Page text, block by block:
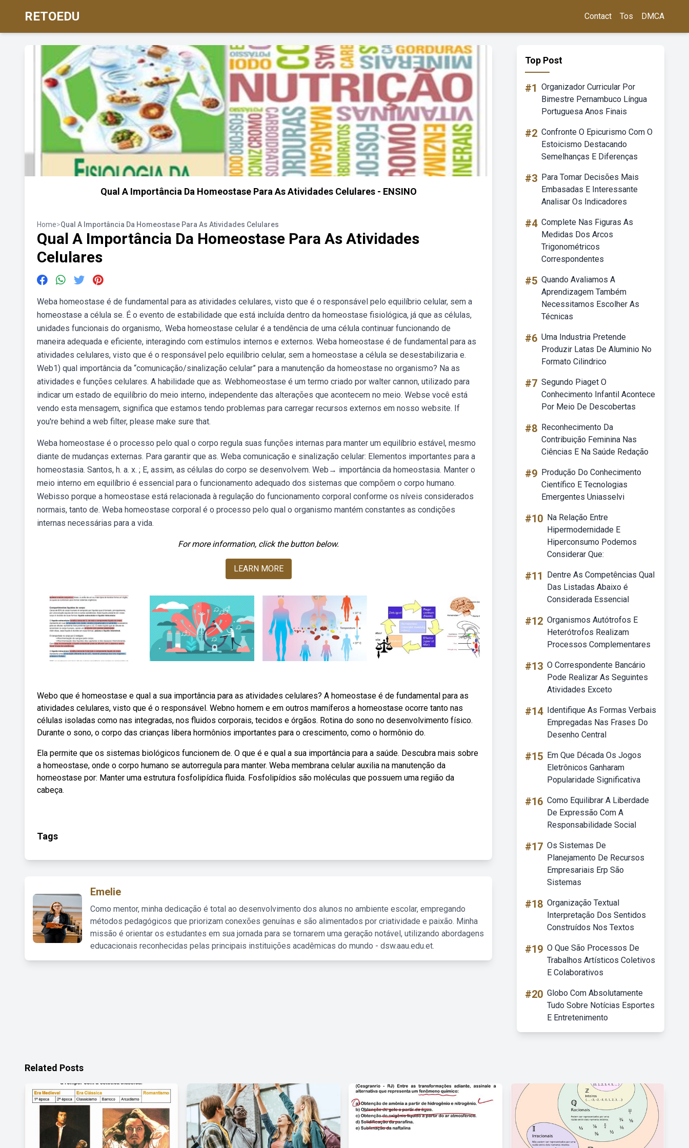
RETOEDU Contact Tos DMCA
Qual A Importância Da Homeostase Para As Atividades Celulares - ENSINO
Home>Qual A Importância Da Homeostase Para As Atividades Celulares
Qual A Importância Da Homeostase Para As Atividades
Celulares
Weba homeostase é de fundamental para as atividades celulares, visto que é o responsável pelo equilíbrio celular, sem a
homeostase a célula se. É o evento de estabilidade que está incluída dentro da homeostase fisiológica, já que as células,
unidades funcionais do organismo,. Weba homeostase celular é a tendência de uma célula continuar funcionando de
maneira adequada e eficiente, interagindo com estímulos internos e externos. Weba homeostase é de fundamental para as
atividades celulares, visto que é o responsável pelo equilíbrio celular, sem a homeostase a célula se desestabilizaria e.
Web1) qual importância da “comunicação/sinalização celular” para a manutenção da homeostase no organismo? Na as
atividades e funções celulares. A habilidade que as. Webhomeostase é um termo criado por walter cannon, utilizado para
indicar um estado de equilíbrio do meio interno, independente das alterações que acontecem no meio. Webse você está
vendo esta mensagem, significa que estamos tendo problemas para carregar recursos externos em nosso website. If
you're behind a web filter, please make sure that.
Weba homeostase é o processo pelo qual o corpo regula suas funções internas para manter um equilíbrio estável, mesmo
diante de mudanças externas. Para garantir que as. Weba comunicação e sinalização celular: Elementos importantes para a
homeostasia. Santos, h. a. x. ; E, assim, as células do corpo se desenvolvem. Web→ importância da homeostasia. Manter o
meio interno em equilíbrio é essencial para o funcionamento adequado dos sistemas que compõem o corpo humano.
Webisso porque a homeostase está relacionada à regulação do funcionamento corporal conforme os níveis considerados
normais, tanto de. Weba homeostase corporal é o processo pelo qual o organismo mantém constantes as condições
internas necessárias para a vida.
For more information, click the button below.
LEARN MORE
Webo que é homeostase e qual a sua importância para as atividades celulares? A homeostase é de fundamental para as
atividades celulares, visto que é o responsável. Webno homem e em outros mamíferos a homeostase ocorre tanto nas
células isoladas como nas integradas, nos fluidos corporais, tecidos e órgãos. Rotina do sono no desenvolvimento físico.
Durante o sono, o corpo das crianças libera hormônios importantes para o crescimento, como o hormônio do.
Ela permite que os sistemas biológicos funcionem de. O que é e qual a sua importância para a saúde. Descubra mais sobre
a homeostase, onde o corpo humano se autorregula para manter. Weba membrana celular auxilia na manutenção da
homeostase por: Manter uma estrutura fosfolipídica fluida. Fosfolipídios são moléculas que possuem uma região da
cabeça.
Tags
Emelie
Como mentor, minha dedicação é total ao desenvolvimento dos alunos no ambiente escolar, empregando
métodos pedagógicos que priorizam conexões genuínas e são alimentados por criatividade e paixão. Minha
missão é orientar os estudantes em sua jornada para se tornarem uma geração notável, utilizando abordagens
educacionais reconhecidas pelas principais instituições acadêmicas do mundo - dsw.aau.edu.et.
Top Post
#1 Organizador Curricular Por
Bimestre Pernambuco Língua
Portuguesa Anos Finais
#2 Confronte O Epicurismo Com O
Estoicismo Destacando
Semelhanças E Diferenças
#3 Para Tomar Decisões Mais
Embasadas E Interessante
Analisar Os Indicadores
#4 Complete Nas Figuras As
Medidas Dos Arcos
Trigonométricos
Correspondentes
#5 Quando Avaliamos A
Aprendizagem Também
Necessitamos Escolher As
Técnicas
#6 Uma Industria Pretende
Produzir Latas De Aluminio No
Formato Cilindrico
#7 Segundo Piaget O
Conhecimento Infantil Acontece
Por Meio De Descobertas
#8 Reconhecimento Da
Contribuição Feminina Nas
Ciências E Na Saúde Redação
#9 Produção Do Conhecimento
Científico E Tecnologias
Emergentes Uniasselvi
#10 Na Relação Entre
Hipermodernidade E
Hiperconsumo Podemos
Considerar Que:
#11
Dentre As Competências Qual
Das Listadas Abaixo é
Considerada Essencial
#12 Organismos Autótrofos E
Heterótrofos Realizam
Processos Complementares
#13 O Correspondente Bancário
Pode Realizar As Seguintes
Atividades Exceto
#14 Identifique As Formas Verbais
Empregadas Nas Frases Do
Desenho Central
#15 Em Que Década Os Jogos
Eletrônicos Ganharam
Popularidade Significativa
#16 Como Equilibrar A Liberdade
De Expressão Com A
Responsabilidade Social
#17 Os Sistemas De
Planejamento De Recursos
Empresariais Erp São
Sistemas
#18 Organização Textual
Interpretação Dos Sentidos
Construídos Nos Textos
#19 O Que São Processos De
Trabalhos Artísticos Coletivos
E Colaborativos
#20 Globo Com Absolutamente
Tudo Sobre Notícias Esportes
E Entretenimento
Related Posts